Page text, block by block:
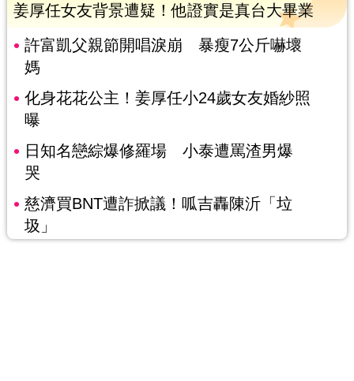
姜厚任女友背景遭疑！他證實是真台大畢業
許富凱父親節開唱淚崩 暴瘦7公斤嚇壞
媽
化身花花公主！姜厚任小24歲女友婚紗照
曝
日知名戀綜爆修羅場 小泰遭罵渣男爆
哭
慈濟買BNT遭詐掀議！呱吉轟陳沂「垃
圾」